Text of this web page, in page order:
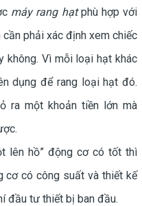
máy rang hạtphù hợp với
phải xác định xem chiếc
không. Vì mỗi loại hạt khác
dụng để rang loại hạt đó.
ra một khoản tiền lớn mà
lên hồ” động cơ có tốt thì
cơ có công suất và thiết kế
đầu tư thiết bị ban đầu.